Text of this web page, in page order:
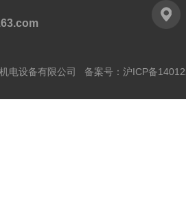
电设备有限公司 备案号： 沪ICP备